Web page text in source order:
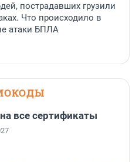
пострадавших грузили
Что происходило в
атаки БПЛА
все сертификаты